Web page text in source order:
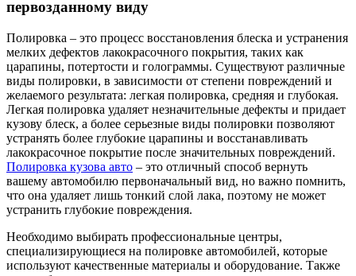
первозданному виду
Полировка – это процесс восстановления блеска и устранения
мелких дефектов лакокрасочного покрытия, таких как
царапины, потертости и голограммы. Существуют различные
виды полировки, в зависимости от степени повреждений и
желаемого результата: легкая полировка, средняя и глубокая.
Легкая полировка удаляет незначительные дефекты и придает
кузову блеск, а более серьезные виды полировки позволяют
устранять более глубокие царапины и восстанавливать
лакокрасочное покрытие после значительных повреждений.
Полировка кузова авто – это отличный способ вернуть
вашему автомобилю первоначальный вид, но важно помнить,
что она удаляет лишь тонкий слой лака, поэтому не может
устранить глубокие повреждения.
Необходимо выбирать профессиональные центры,
специализирующиеся на полировке автомобилей, которые
используют качественные материалы и оборудование. Также